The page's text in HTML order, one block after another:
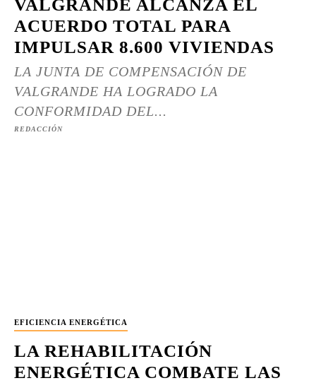
VALGRANDE ALCANZA EL
ACUERDO TOTAL PARA
IMPULSAR 8.600 VIVIENDAS
LA JUNTA DE COMPENSACIÓN DE
VALGRANDE HA LOGRADO LA
CONFORMIDAD DEL...
REDACCIÓN
EFICIENCIA ENERGÉTICA
LA REHABILITACIÓN
ENERGÉTICA COMBATE LAS